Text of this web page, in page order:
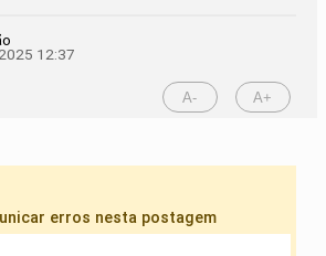
12:37
A- A+
erros nesta postagem